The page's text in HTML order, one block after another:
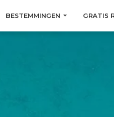
BESTEMMINGEN GRATIS